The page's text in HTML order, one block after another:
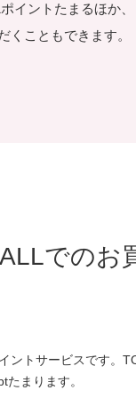
イントたまるほか、
くこともできます。
でのお
ントサービスです。
まります。